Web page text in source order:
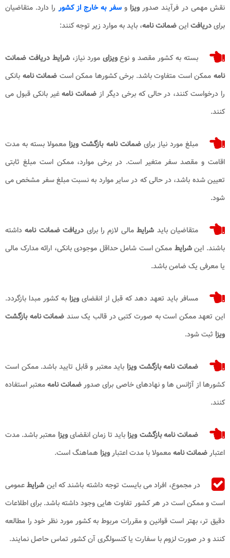
نقش مهمی در فرآیند صدورویزاوسفر به خارج از کشوررا دارد. متقاضیان
برایدریافتاینضمانت نامه، باید به موارد زیر توجه کنند:
بسته به کشور مقصد و نوعویزایمورد نیاز،شرایط دریافت ضمانت
نامه ممکن است متفاوت باشد. برخی کشورها ممکن است ضمانت نامه بانکی
را درخواست کنند، در حالی که برخی دیگر از ضمانت نامهغیر بانکی قبول می
کنند.
مبلغ مورد نیاز برایضمانت نامه بازگشت ویزا معمولا بسته به مدت
اقامت و مقصد سفر متغیر است. در برخی موارد، ممکن است مبلغ ثابتی
تعیین شده باشد، در حالی که در سایر موارد به نسبت مبلغ سفر مشخص می
شود.
متقاضیان باید شرایطمالی لازم را برای دریافت ضمانت نامهداشته
باشند. اینشرایط ممکن است شامل حداقل موجودی بانکی، ارائه مدارک مالی
یا معرفی یک ضامن باشد.
مسافر باید تعهد دهد که قبل از انقضای ویزا به کشور مبدا بازگردد.
این تعهد ممکن است به صورت کتبی در قالب یک سند ضمانت نامه بازگشت
ویزا ثبت شود.
ضمانت نامه بازگشت ویزا باید معتبر و قابل تایید باشد. ممکن است
کشورها از آژانس ها و نهادهای خاصی برای صدورضمانت نامهمعتبر استفاده
کنند.
ضمانت نامه بازگشت ویزا باید تا زمان انقضایویزا معتبر باشد. مدت
اعتبارضمانت نامهمعمولا با مدت اعتبارویزا هماهنگ است.
در مجموع، افراد می بایست توجه داشته باشند که این شرایطعمومی
است و ممکن است در هر کشور تفاوت هایی وجود داشته باشد. برای اطلاعات
دقیق تر، بهتر است قوانین و مقررات مربوط به کشور مورد نظر خود را مطالعه
کنند و در صورت لزوم با سفارت یا کنسولگری آن کشور تماس حاصل نمایند.